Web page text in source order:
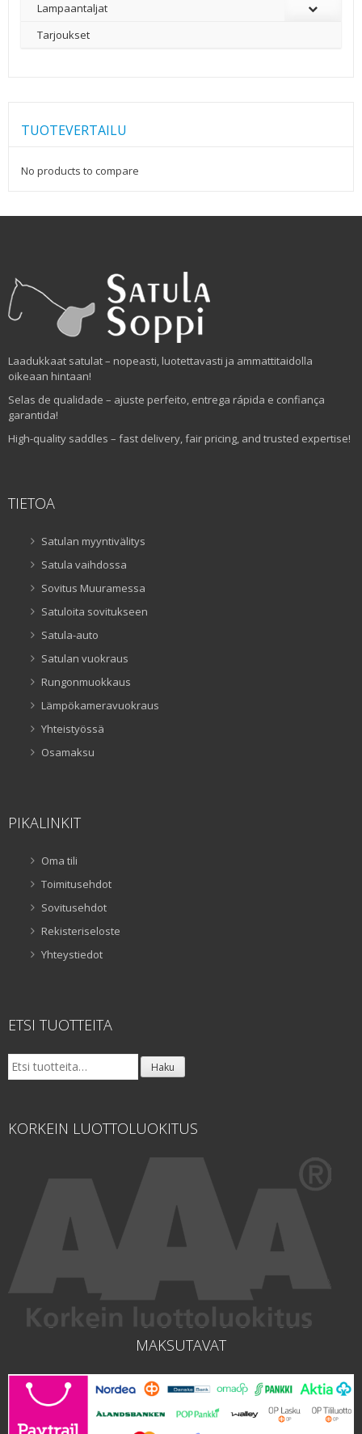
Lampaantaljat
Tarjoukset
TUOTEVERTAILU
No products to compare
Laadukkaat satulat – nopeasti, luotettavasti ja ammattitaidolla
oikeaan hintaan!
Selas de qualidade – ajuste perfeito, entrega rápida e confiança
garantida!
High-quality saddles – fast delivery, fair pricing, and trusted expertise!
TIETOA
Satulan myyntivälitys
Satula vaihdossa
Sovitus Muuramessa
Satuloita sovitukseen
Satula-auto
Satulan vuokraus
Rungonmuokkaus
Lämpökameravuokraus
Yhteistyössä
Osamaksu
PIKALINKIT
Oma tili
Toimitusehdot
Sovitusehdot
Rekisteriseloste
Yhteystiedot
ETSI TUOTTEITA
Etsi: Haku
KORKEIN LUOTTOLUOKITUS
MAKSUTAVAT